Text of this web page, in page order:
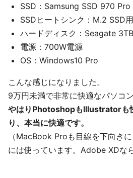
SSD：Samsung SSD 970 Pro
SSDヒートシンク：M.2 SSD
ハードディスク：Seagate 3TB
電源：700W電源
OS：Windows10 Pro
こんな感じになりました。
9万円未満で非常に快適なパソコ
やはりPhotoshopもIllustratorも
り、本当に快適です。
（MacBook Proも目線を下向き
には使っています。Adobe XDな